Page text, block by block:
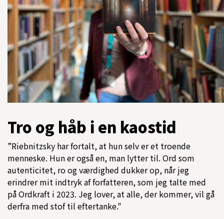
Tro og håb i en kaostid
”Riebnitzsky har fortalt, at hun selv er et troende
menneske. Hun er også en, man lytter til. Ord som
autenticitet, ro og værdighed dukker op, når jeg
erindrer mit indtryk af forfatteren, som jeg talte med
på Ordkraft i 2023. Jeg lover, at alle, der kommer, vil gå
derfra med stof til eftertanke."